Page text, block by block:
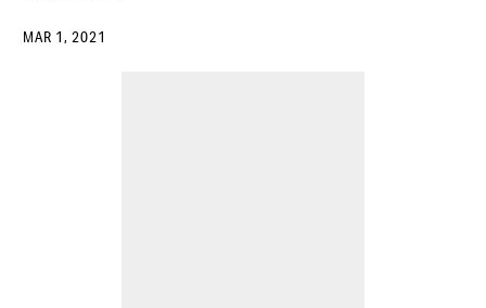
MAR 1, 2021